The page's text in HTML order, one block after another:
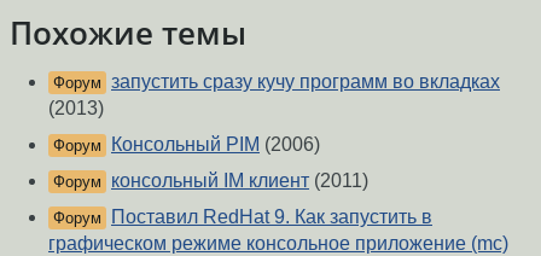
Похожие темы
Форум запустить сразу кучу программ во вкладках
(2013)
Форум Консольный PIM (2006)
Форум консольный IM клиент (2011)
Форум
Поставил RedHat 9. Как запустить в
графическом режиме консольное приложение (mc)